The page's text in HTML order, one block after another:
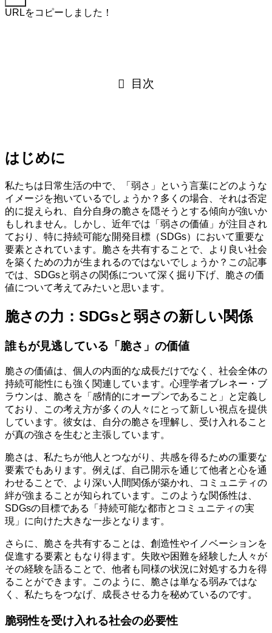
URLをコピーしました！
目次
はじめに
私たちは日常生活の中で、「弱さ」という言葉にどのような
イメージを抱いているでしょうか？多くの場合、それは否定
的に捉えられ、自分自身の脆さを隠そうとする傾向が強いか
もしれません。しかし、近年では「弱さの価値」が注目され
ており、特に持続可能な開発目標（SDGs）において重要な
要素とされています。脆さを共有することで、より良い社会
を築くための力が生まれるのではないでしょうか？この記事
では、SDGsと弱さの関係について深く掘り下げ、脆さの価
値について考えてみたいと思います。
脆さの力：SDGsと弱さの新しい関係
誰もが見逃している「脆さ」の価値
脆さの価値は、個人の内面的な成長だけでなく、社会全体の
持続可能性にも強く関連しています。心理学者ブレネー・ブ
ラウンは、脆さを「感情的にオープンであること」と定義し
ており、この考え方が多くの人々にとって新しい視点を提供
しています。彼女は、自分の脆さを理解し、受け入れること
が真の強さを生むと主張しています。
脆さは、私たちが他人とつながり、共感を得るための重要な
要素でもあります。例えば、自己開示を通じて他者と心を通
わせることで、より深い人間関係が築かれ、コミュニティの
絆が強まることが知られています。このような関係性は、
SDGsの目標である「持続可能な都市とコミュニティの実
現」に向けた大きな一歩となります。
さらに、脆さを共有することは、創造性やイノベーションを
促進する要素ともなり得ます。失敗や困難を経験した人々が
その経験を語ることで、他者も同様の状況に対処する力を得
ることができます。このように、脆さは単なる弱みではな
く、私たちをつなげ、成長させる力を秘めているのです。
脆弱性を受け入れる社会の必要性